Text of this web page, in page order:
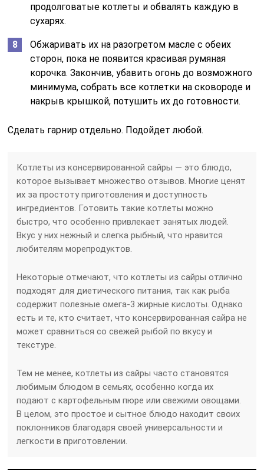
продолговатые котлеты и обвалять каждую в
сухарях.
Обжаривать их на разогретом масле с обеих
сторон, пока не появится красивая румяная
корочка. Закончив, убавить огонь до возможного
минимума, собрать все котлетки на сковороде и
накрыв крышкой, потушить их до готовности.
Сделать гарнир отдельно. Подойдет любой.
Котлеты из консервированной сайры — это блюдо,
которое вызывает множество отзывов. Многие ценят
их за простоту приготовления и доступность
ингредиентов. Готовить такие котлеты можно
быстро, что особенно привлекает занятых людей.
Вкус у них нежный и слегка рыбный, что нравится
любителям морепродуктов.
Некоторые отмечают, что котлеты из сайры отлично
подходят для диетического питания, так как рыба
содержит полезные омега-3 жирные кислоты. Однако
есть и те, кто считает, что консервированная сайра не
может сравниться со свежей рыбой по вкусу и
текстуре.
Тем не менее, котлеты из сайры часто становятся
любимым блюдом в семьях, особенно когда их
подают с картофельным пюре или свежими овощами.
В целом, это простое и сытное блюдо находит своих
поклонников благодаря своей универсальности и
легкости в приготовлении.